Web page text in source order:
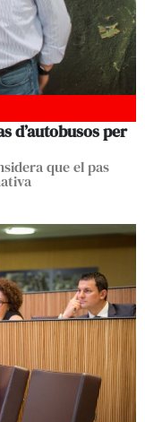
d’autobusos per
que el pas